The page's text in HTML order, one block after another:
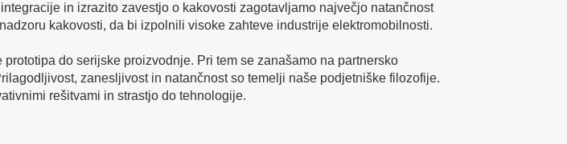
in izrazito zavestjo o kakovosti zagotavljamo največjo natančnost
kakovosti, da bi izpolnili visoke zahteve industrije elektromobilnosti.
do serijske proizvodnje. Pri tem se zanašamo na partnersko
zanesljivost in natančnost so temelji naše podjetniške filozofije.
rešitvami in strastjo do tehnologije.